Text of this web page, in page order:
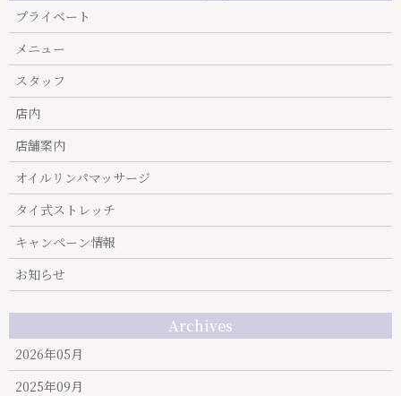
プライベート
メニュー
スタッフ
店内
店舗案内
オイルリンパマッサージ
タイ式ストレッチ
キャンぺーン情報
お知らせ
Archives
2026年05月
2025年09月